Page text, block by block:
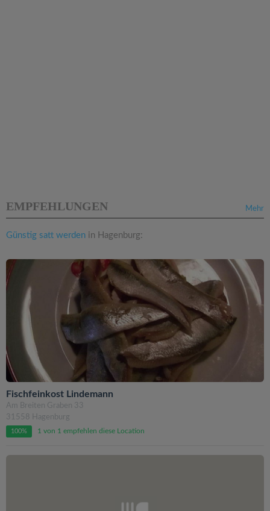
Mehr
EMPFEHLUNGEN
Günstig satt werden in Hagenburg:
Fischfeinkost Lindemann
Am Breiten Graben 33
31558 Hagenburg
100% 1 von 1 empfehlen diese Location